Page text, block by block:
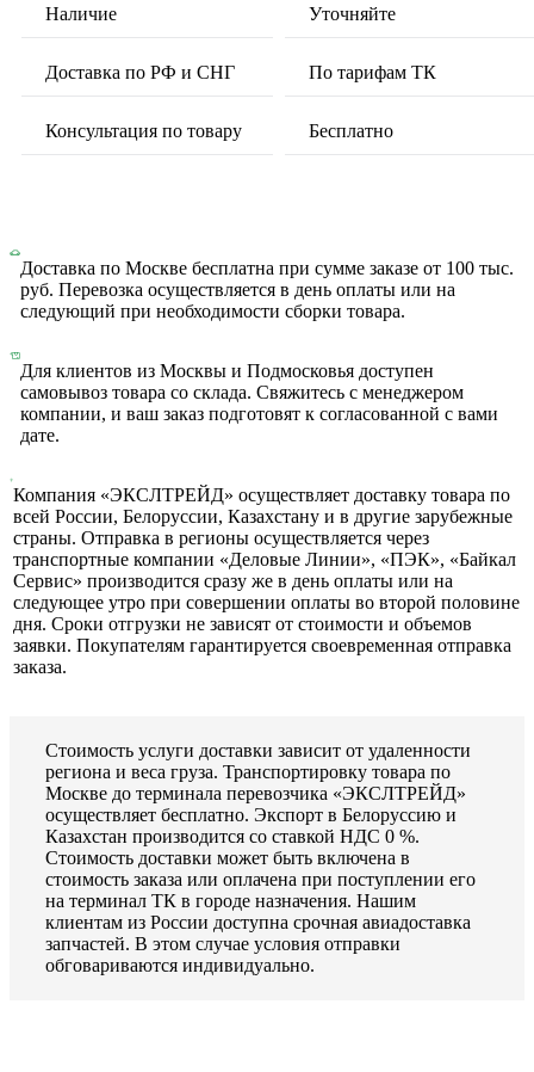
Наличие Уточняйте
Доставка по РФ и СНГ По тарифам ТК
Консультация по товару Бесплатно
Доставка по Москве бесплатна при сумме заказе от 100 тыс.
руб. Перевозка осуществляется в день оплаты или на
следующий при необходимости сборки товара.
Для клиентов из Москвы и Подмосковья доступен
самовывоз товара со склада. Свяжитесь с менеджером
компании, и ваш заказ подготовят к согласованной с вами
дате.
Компания «ЭКСЛТРЕЙД» осуществляет доставку товара по
всей России, Белоруссии, Казахстану и в другие зарубежные
страны. Отправка в регионы осуществляется через
транспортные компании «Деловые Линии», «ПЭК», «Байкал
Сервис» производится сразу же в день оплаты или на
следующее утро при совершении оплаты во второй половине
дня. Сроки отгрузки не зависят от стоимости и объемов
заявки. Покупателям гарантируется своевременная отправка
заказа.
Стоимость услуги доставки зависит от удаленности
региона и веса груза. Транспортировку товара по
Москве до терминала перевозчика «ЭКСЛТРЕЙД»
осуществляет бесплатно. Экспорт в Белоруссию и
Казахстан производится со ставкой НДС 0 %.
Стоимость доставки может быть включена в
стоимость заказа или оплачена при поступлении его
на терминал ТК в городе назначения. Нашим
клиентам из России доступна срочная авиадоставка
запчастей. В этом случае условия отправки
обговариваются индивидуально.